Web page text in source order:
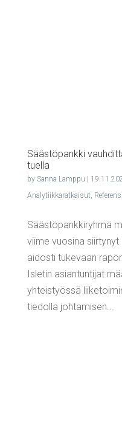
Sääs­tö­pank­ki
tuella
by Sanna Lamppu
Analytiikkaratkaisut,
Säästöpankkiryhmä
viime vuosina
aidosti tukevaan
Isletin asiantuntijat
yhteistyössä
tiedolla johtamisen...